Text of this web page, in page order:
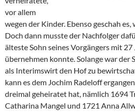
vor allem
wegen der Kinder. Ebenso geschah
Doch dann musste der Nachfolger
älteste Sohn seines Vorgängers mit
übernehmen konnte. Solange war
als Interimswirt den Hof zu
kann es dem Jochim Radeloff
dreimal geheiratet hat, nämlich 1694
Catharina Mangel und 1721 Anna